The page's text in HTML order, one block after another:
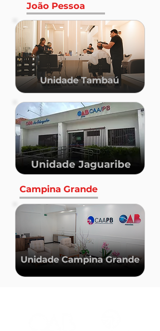
João Pessoa
Unidade Tambaú
Unidade Jaguaribe
Campina Grande
Unidade Campina Grande